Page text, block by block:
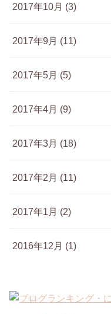
2017年10月 (3)
2017年9月 (11)
2017年5月 (5)
2017年4月 (9)
2017年3月 (18)
2017年2月 (11)
2017年1月 (2)
2016年12月 (1)